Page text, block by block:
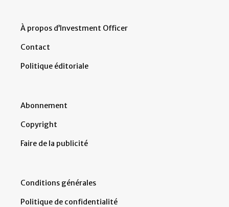
À propos d’Investment Officer
Contact
Politique éditoriale
Abonnement
Copyright
Faire de la publicité
Conditions générales
Politique de confidentialité